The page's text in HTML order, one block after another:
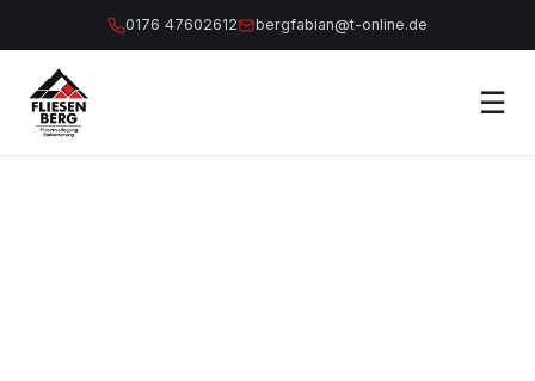
0176 47602612 bergfabian@t-online.de
☰